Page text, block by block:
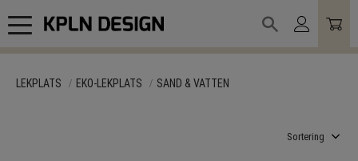
Meny
LEKPLATS EKO-LEKPLATS SAND & VATTEN